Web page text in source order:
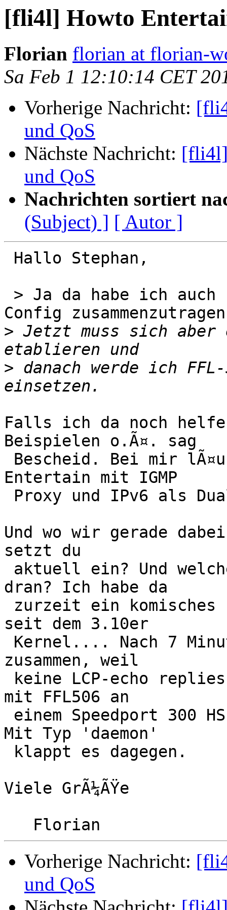
[fli4l] Howto
Florian florian at florian-
Sa Feb 1 12:10:14 CET
Vorherige Nachricht:
und QoS
Nächste Nachricht: [fli4l]
und QoS
Nachrichten sortiert
(Subject) ] [ Autor ]
Config
> Jetzt muss sich
> danach werde ich
Falls ich da noch
Beispielen o.Ã¤. sag
Entertain mit IGMP
Und wo wir gerade
setzt du
dran? Ich habe da
seit dem 3.10er
zusammen, weil
mit FFL506 an
Mit Typ 'daemon'
Viele GrÃ¼ÃŸe
Vorherige Nachricht:
und QoS